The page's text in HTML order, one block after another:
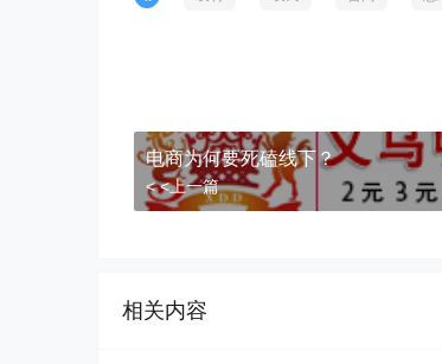
电商为何要死磕线下？
< <上一篇
相关内容